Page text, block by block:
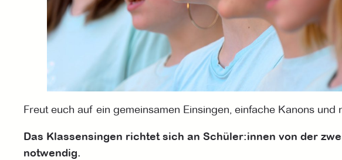
Freut euch auf ein gemeinsamen Einsingen, einfache Kanons
Das Klassensingen richtet sich an Schüler:innen von der
notwendig.